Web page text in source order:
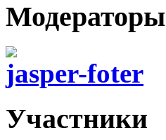
Модераторы
jasper-foter
Участники